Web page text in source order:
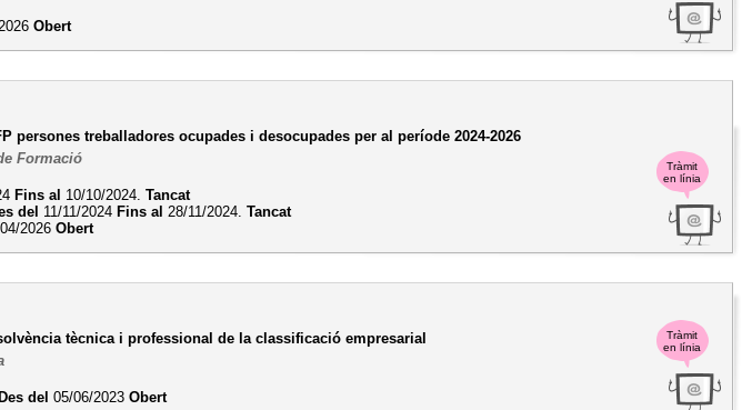
Obert
Tràmit
en línia
persones treballadores ocupades i desocupades per al període 2024-2026
Formació
Fins al 10/10/2024.Tancat
del 11/11/2024 Fins al 28/11/2024.Tancat
2026Obert
Tràmit
en línia
tècnica i professional de la classificació empresarial
Des del 05/06/2023Obert